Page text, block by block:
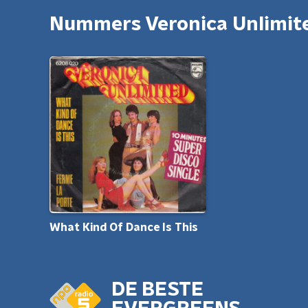
Nummers Veronica
What Kind Of Dance Is This
DE BESTE